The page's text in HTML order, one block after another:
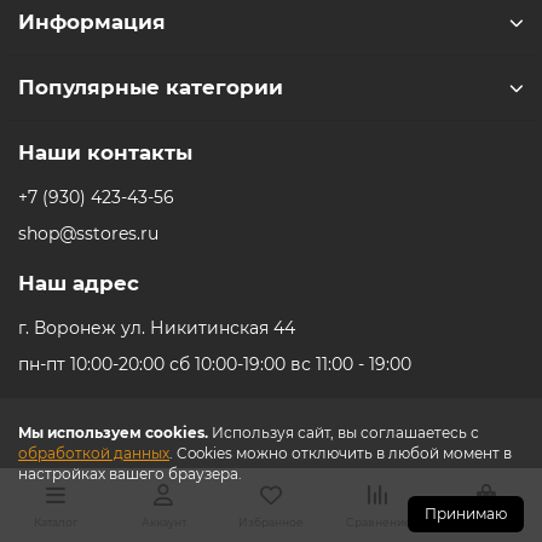
iPhone 16e
Все категории (12)
iPad Pro 13 M4 (2024)
Все категории (9)
iMac
Mac Studio
AppleTV
AirTag
HomePod
Galaxy Z Flip 7
Все категории (17)
Мы используем cookies. Используя сайт, вы соглашаетесь с
обработкой данных. Cookies можно отключить в любой момент в
настройках вашего браузера.
Принимаю
Информация
Популярные категории
Наши контакты
+7 (930) 423-43-56
shop@sstores.ru
Наш адрес
г. Воронеж ул. Никитинская 44
пн-пт 10:00-20:00 сб 10:00-19:00 вс 11:00 - 19:00
Корзина